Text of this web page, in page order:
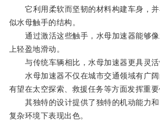
它利用柔软而坚韧的材料构建车身，并
似水母触手的结构。
通过激活这些触手，水母加速器能够像
上轻盈地滑动。
与传统车辆相比，水母加速器更具灵活
水母加速器不仅在城市交通领域有广阔
有望在太空探索、救援任务等方面发挥重要
其独特的设计提供了独特的机动能力和
复杂环境下表现出色。